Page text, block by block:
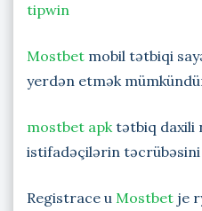
tipwin
Mostbet mobil tətbiqi
yerdən etmək
mostbet apktətbiq daxili
istifadəçilərin
Registrace u Mostbet je